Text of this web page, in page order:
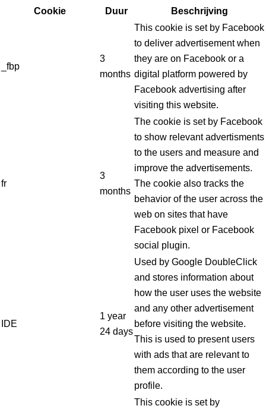
Cookie
Duur Beschrijving
_fbp
3
months
This cookie is set by Facebook
to deliver advertisement when
they are on Facebook or a
digital platform powered by
Facebook advertising after
visiting this website.
fr
3
months
The cookie is set by Facebook
to show relevant advertisments
to the users and measure and
improve the advertisements.
The cookie also tracks the
behavior of the user across the
web on sites that have
Facebook pixel or Facebook
social plugin.
IDE
1 year
24 days
Used by Google DoubleClick
and stores information about
how the user uses the website
and any other advertisement
before visiting the website.
This is used to present users
with ads that are relevant to
them according to the user
profile.
This cookie is set by